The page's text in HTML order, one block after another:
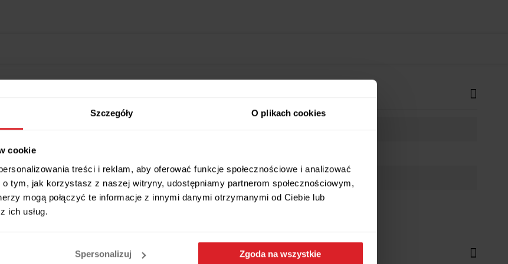
Szczegóły O plikach cookies
cookie
treści i reklam, aby oferować funkcje społecznościowe i analizować
tym, jak korzystasz z naszej witryny, udostępniamy partnerom społecznościowym,
mogą połączyć te informacje z innymi danymi otrzymanymi od Ciebie lub
ich usług.
Spersonalizuj Zgoda na wszystkie